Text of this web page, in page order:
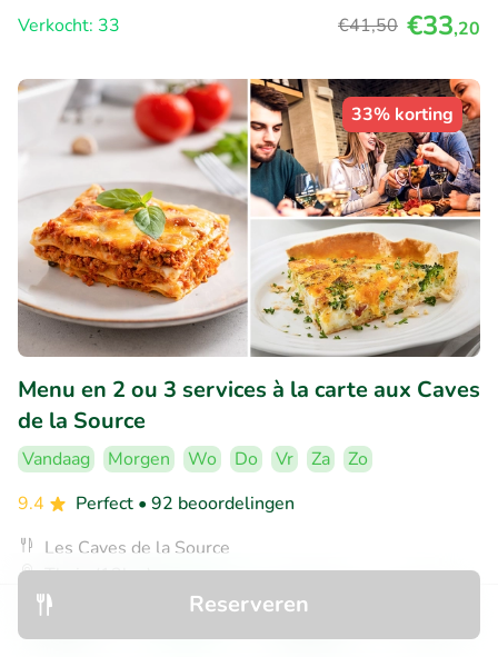
Reserveren
Verkocht: 33
€41,50 €33,20
33% korting
Menu en 2 ou 3 services à la carte aux Caves
de la Source
Vandaag Morgen Wo Do Vr Za
Zo
9.4
Perfect • 92 beoordelingen
Les Caves de la Source
Thuin (13km)
Verkocht: 70